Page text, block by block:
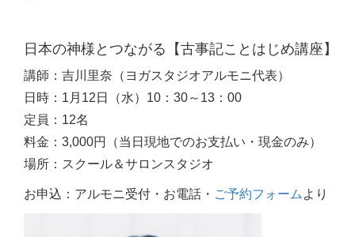
日本の神様とつながる【古事記ことはじめ講座】
講師：吉川里奈（ヨガスタジオアルモニ代表）
日時：1月12日（水）10：30～13：00
定員：12名
料金：3,000円（当日現地でのお支払い・現金のみ）
場所：スクール＆サロンスタジオ
お申込：アルモニ受付・お電話・ ご予約フォーム より